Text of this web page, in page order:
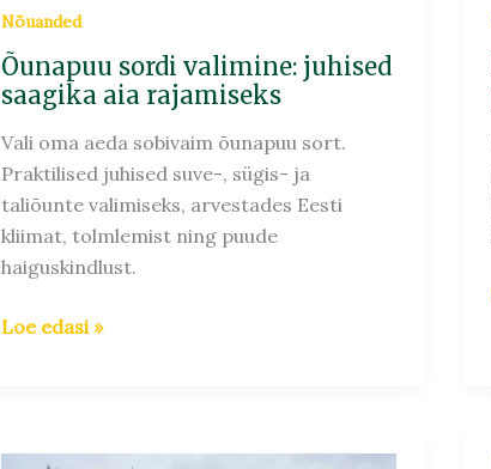
Nõuanded
Õunapuu sordi valimine: juhised
saagika aia rajamiseks
Vali oma aeda sobivaim õunapuu sort.
Praktilised juhised suve-, sügis- ja
taliõunte valimiseks, arvestades Eesti
kliimat, tolmlemist ning puude
haiguskindlust.
Loe edasi »